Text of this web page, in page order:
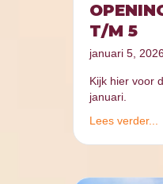
T/M 5
januari 5,
Kijk hier voor
januari.
Lees verder...